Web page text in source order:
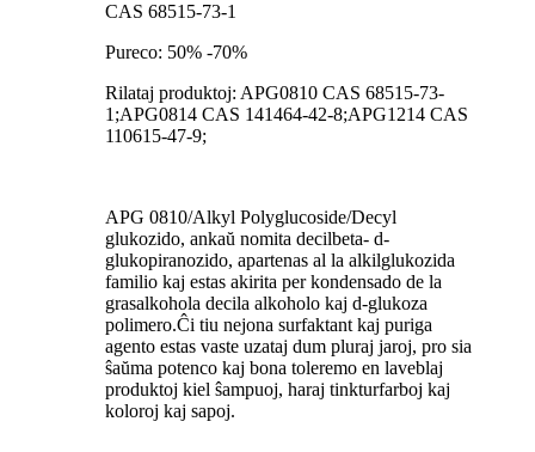
CAS 68515-73-1
Pureco: 50% -70%
Rilataj produktoj: APG0810 CAS 68515-73-
1;APG0814 CAS 141464-42-8;APG1214 CAS
110615-47-9;
APG 0810/Alkyl Polyglucoside/Decyl
glukozido, ankaŭ nomita decilbeta- d-
glukopiranozido, apartenas al la alkilglukozida
familio kaj estas akirita per kondensado de la
grasalkohola decila alkoholo kaj d-glukoza
polimero.Ĉi tiu nejona surfaktant kaj puriga
agento estas vaste uzataj dum pluraj jaroj, pro sia
ŝaŭma potenco kaj bona toleremo en laveblaj
produktoj kiel ŝampuoj, haraj tinkturfarboj kaj
koloroj kaj sapoj.